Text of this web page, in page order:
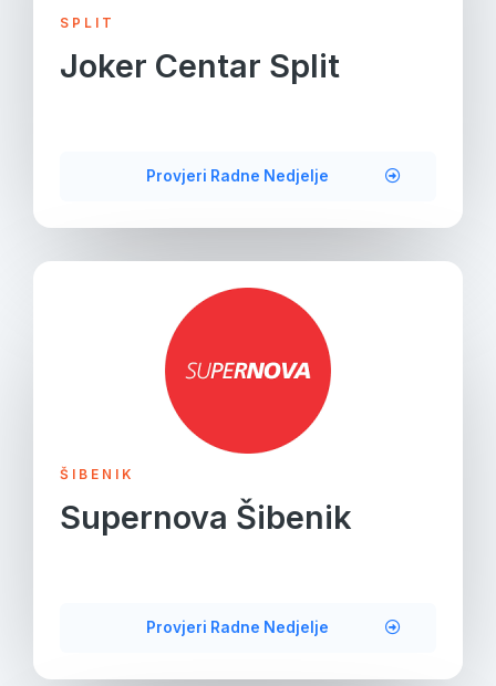
SPLIT
Joker Centar Split
Provjeri Radne Nedjelje
ŠIBENIK
Supernova Šibenik
Provjeri Radne Nedjelje